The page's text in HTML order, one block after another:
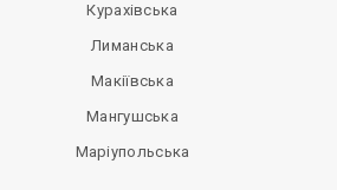
Курахівська
Лиманська
Макіївська
Мангушська
Маріупольська